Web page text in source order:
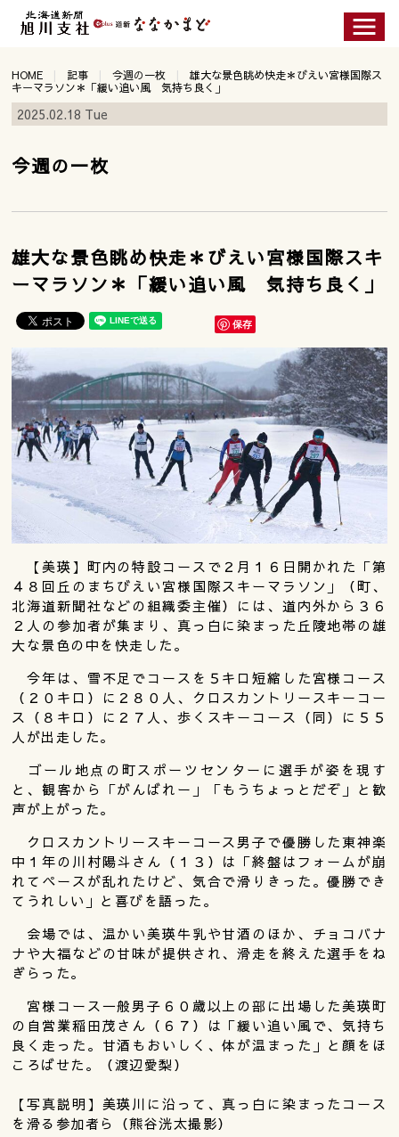
HOME 記事 今週の一枚
雄大な景色眺め快走＊びえい宮様国際ス
キーマラソン＊「緩い追い風 気持ち良く」
2025.02.18 Tue
今週の一枚
雄大な景色眺め快走＊びえい宮様国際スキ
ーマラソン＊「緩い追い風 気持ち良く」
保存
【美瑛】町内の特設コースで２月１６日開かれた「第
４８回丘のまちびえい宮様国際スキーマラソン」（町、
北海道新聞社などの組織委主催）には、道内外から３６
２人の参加者が集まり、真っ白に染まった丘陵地帯の雄
大な景色の中を快走した。
今年は、雪不足でコースを５キロ短縮した宮様コース
（２０キロ）に２８０人、クロスカントリースキーコー
ス（８キロ）に２７人、歩くスキーコース（同）に５５
人が出走した。
ゴール地点の町スポーツセンターに選手が姿を現す
と、観客から「がんばれー」「もうちょっとだぞ」と歓
声が上がった。
クロスカントリースキーコース男子で優勝した東神楽
中１年の川村陽斗さん（１３）は「終盤はフォームが崩
れてペースが乱れたけど、気合で滑りきった。優勝でき
てうれしい」と喜びを語った。
会場では、温かい美瑛牛乳や甘酒のほか、チョコバナ
ナや大福などの甘味が提供され、滑走を終えた選手をね
ぎらった。
宮様コース一般男子６０歳以上の部に出場した美瑛町
の自営業稲田茂さん（６７）は「緩い追い風で、気持ち
良く走った。甘酒もおいしく、体が温まった」と顔をほ
ころばせた。（渡辺愛梨）
【写真説明】美瑛川に沿って、真っ白に染まったコース
を滑る参加者ら（熊谷洸太撮影）